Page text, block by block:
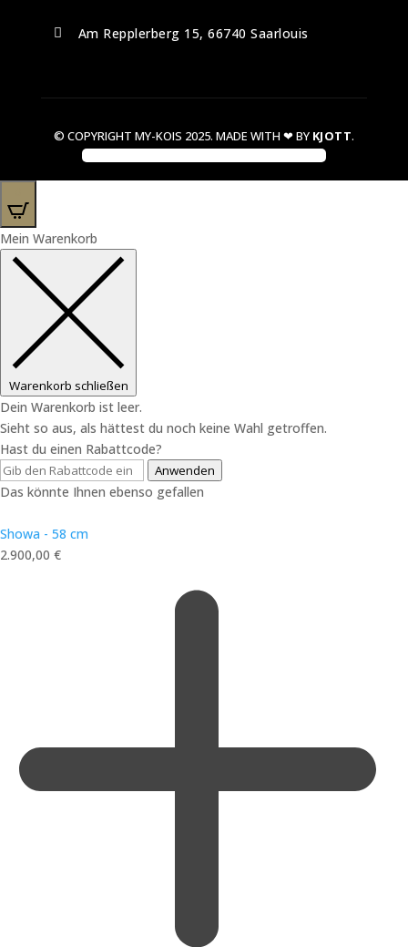
 Am Repplerberg 15, 66740 Saarlouis
© COPYRIGHT MY-KOIS 2025. MADE WITH ❤ BY KJOTT.
Mein Warenkorb
Warenkorb schließen
Dein Warenkorb ist leer.
Sieht so aus, als hättest du noch keine Wahl getroffen.
Hast du einen Rabattcode?
Anwenden
Das könnte Ihnen ebenso gefallen
Showa - 58 cm
2.900,00 €